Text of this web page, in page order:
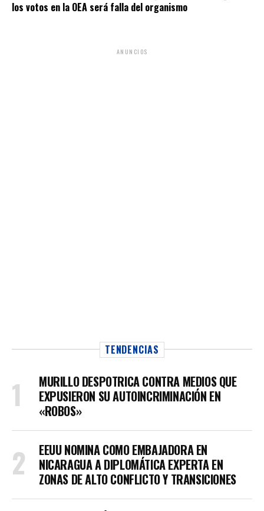
los votos en la OEA será falla del organismo
ANUNCIOS
TENDENCIAS
MURILLO DESPOTRICA CONTRA MEDIOS QUE
EXPUSIERON SU AUTOINCRIMINACIÓN EN
«ROBOS»
EEUU NOMINA COMO EMBAJADORA EN
NICARAGUA A DIPLOMÁTICA EXPERTA EN
ZONAS DE ALTO CONFLICTO Y TRANSICIONES